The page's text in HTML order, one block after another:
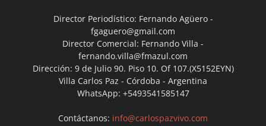
Director Periodístico: Fernando Agüero -
fgaguero@gmail.com
Director Comercial: Fernando Villa -
fernando.villa@fmazul.com
Dirección: 9 de Julio 90. Piso 10. Of 107.(X5152EYN)
Villa Carlos Paz - Córdoba - Argentina
WhatsApp: +5493541585147
Contáctanos: info@carlospazvivo.com